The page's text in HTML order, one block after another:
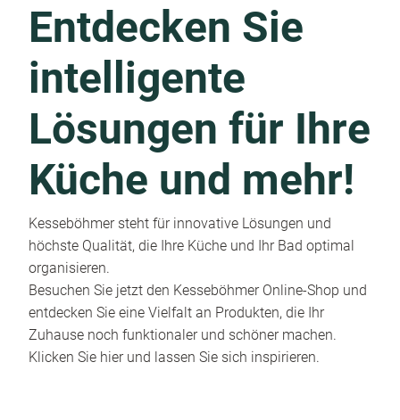
Entdecken Sie
intelligente
Lösungen für Ihre
Küche und mehr!
Kesseböhmer steht für innovative Lösungen und
höchste Qualität, die Ihre Küche und Ihr Bad optimal
organisieren.
Besuchen Sie jetzt den Kesseböhmer Online-Shop und
entdecken Sie eine Vielfalt an Produkten, die Ihr
Zuhause noch funktionaler und schöner machen.
Klicken Sie hier und lassen Sie sich inspirieren.